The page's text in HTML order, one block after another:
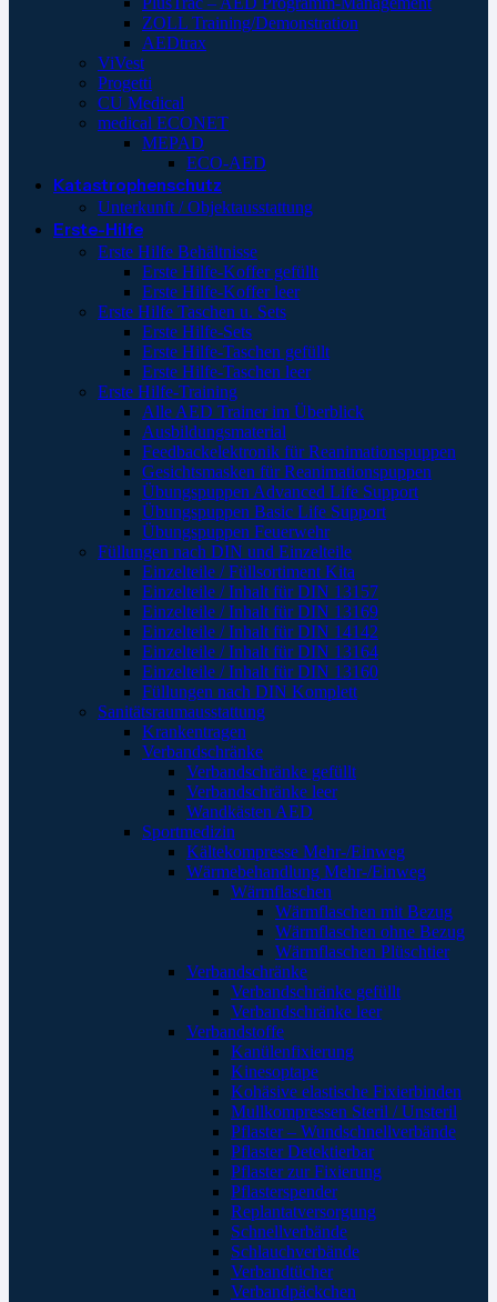
ZOLL Training/Demonstration
AEDtrax
ViVest
Progetti
CU Medical
medical ECONET
MEPAD
ECO-AED
Katastrophenschutz
Unterkunft / Objektausstattung
Erste-Hilfe
Erste Hilfe Behältnisse
Erste Hilfe-Koffer gefüllt
Erste Hilfe-Koffer leer
Erste Hilfe Taschen u. Sets
Erste Hilfe-Sets
Erste Hilfe-Taschen gefüllt
Erste Hilfe-Taschen leer
Erste Hilfe-Training
Alle AED Trainer im Überblick
Ausbildungsmaterial
Feedbackelektronik für Reanimationspuppen
Gesichtsmasken für Reanimationspuppen
Übungspuppen Advanced Life Support
Übungspuppen Basic Life Support
Übungspuppen Feuerwehr
Füllungen nach DIN und Einzelteile
Einzelteile / Füllsortiment Kita
Einzelteile / Inhalt für DIN 13157
Einzelteile / Inhalt für DIN 13169
Einzelteile / Inhalt für DIN 14142
Einzelteile / Inhalt für DIN 13164
Einzelteile / Inhalt für DIN 13160
Füllungen nach DIN Komplett
Sanitätsraumausstattung
Krankentragen
Verbandschränke
Verbandschränke gefüllt
Verbandschränke leer
Wandkästen AED
Sportmedizin
Kältekompresse Mehr-/Einweg
Wärmebehandlung Mehr-/Einweg
Wärmflaschen
Wärmflaschen mit Bezug
Wärmflaschen ohne Bezug
Wärmflaschen Plüschtier
Verbandschränke
Verbandschränke gefüllt
Verbandschränke leer
Verbandstoffe
Kanülenfixierung
Kinesoptape
Kohäsive elastische Fixierbinden
Mullkompressen Steril / Unsteril
Pflaster – Wundschnellverbände
Pflaster Detektierbar
Pflaster zur Fixierung
Pflasterspender
Replantatversorgung
Schnellverbände
Schlauchverbände
Verbandtücher
Verbandpäckchen